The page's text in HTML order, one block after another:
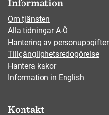
Information
Om tjänsten
Alla tidningar A-Ö
Hantering av personuppgifter
Tillgänglighetsredogörelse
Hantera kakor
Information in English
Kontakt